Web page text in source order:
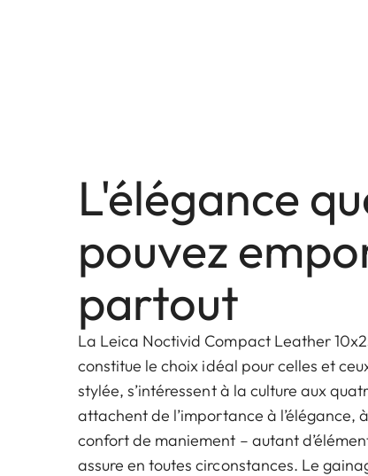
L'élégance
pouvez
partout
La Leica Noctivid Compact Leather
constitue le choix idéal pour celles et
stylée, s’intéressent à la culture aux
attachent de l’importance à l’élégance,
confort de maniement – autant
assure en toutes circonstances. Le